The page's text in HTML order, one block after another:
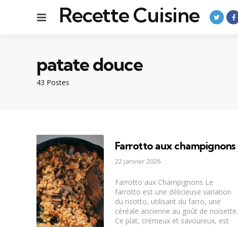
Menu
Recette Cuisine
43 Postes
patate douce
Farrotto aux champignons
22 janvier 2026
Farrotto aux Champignons Le
farrotto est une délicieuse variation
du risotto, utilisant du farro, une
céréale ancienne au goût de noisette.
Ce plat, crémeux et savoureux, est